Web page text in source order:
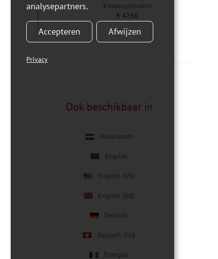
Kindercultivator
€ 47,60
Ook beschikbaar in
Nederlands
English
English (US)
English (GB)
Deutsch
Deutsch (CH)
Français
analysepartners.
Accepteren Afwijzen
Privacy